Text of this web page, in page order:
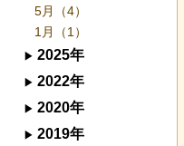
5月（4）
1月（1）
2025年
2022年
2020年
2019年